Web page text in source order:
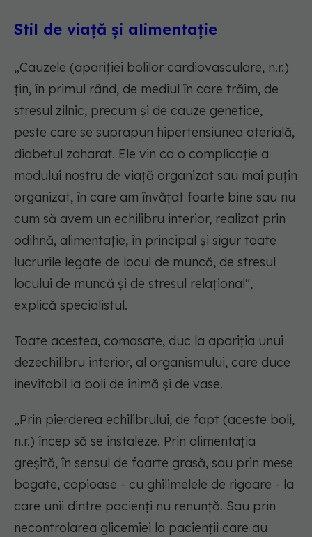
Stil de viață și alimentație
„Cauzele (apariției bolilor cardiovasculare, n.r.)
țin, în primul rând, de mediul în care trăim, de
stresul zilnic, precum și de cauze genetice,
peste care se suprapun hipertensiunea aterială,
diabetul zaharat. Ele vin ca o complicație a
modului nostru de viață organizat sau mai puțin
organizat, în care am învățat foarte bine sau nu
cum să avem un echilibru interior, realizat prin
odihnă, alimentație, în principal și sigur toate
lucrurile legate de locul de muncă, de stresul
locului de muncă și de stresul relațional",
explică specialistul.
Toate acestea, comasate, duc la apariția unui
dezechilibru interior, al organismului, care duce
inevitabil la boli de inimă și de vase.
„Prin pierderea echilibrului, de fapt (aceste boli,
n.r.) încep să se instaleze. Prin alimentația
greșită, în sensul de foarte grasă, sau prin mese
bogate, copioase - cu ghilimelele de rigoare - la
care unii dintre pacienți nu renunță. Sau prin
necontrolarea glicemiei la pacienții care au